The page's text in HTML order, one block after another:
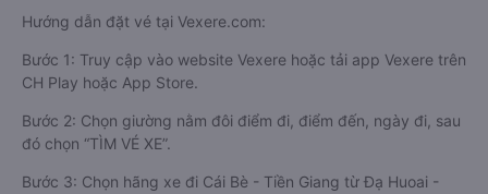
Hướng dẫn đặt vé tại Vexere.com:
Bước 1: Truy cập vào website Vexere hoặc tải app Vexere trên
CH Play hoặc App Store.
Bước 2: Chọn giường nằm đôi điểm đi, điểm đến, ngày đi, sau
đó chọn “TÌM VÉ XE”.
Bước 3: Chọn hãng xe đi Cái Bè - Tiền Giang từ Đạ Huoai -